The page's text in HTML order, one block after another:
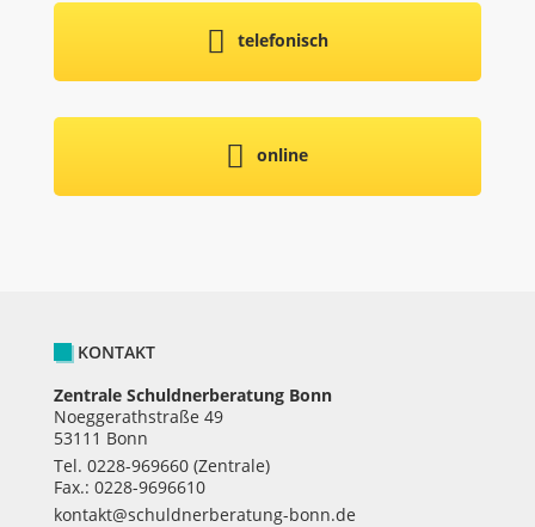
telefonisch
online
KONTAKT
Zentrale Schuldnerberatung Bonn
Noeggerathstraße 49
53111 Bonn
Tel. 0228-969660(Zentrale)
Fax.: 0228-9696610
kontakt@schuldnerberatung-bonn.de